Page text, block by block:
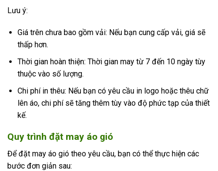
Lưu ý:
Giá trên chưa bao gồm vải: Nếu bạn cung cấp vải, giá sẽ
thấp hơn.
Thời gian hoàn thiện: Thời gian may từ 7 đến 10 ngày tùy
thuộc vào số lượng.
Chi phí in thêu: Nếu bạn có yêu cầu in logo hoặc thêu chữ
lên áo, chi phí sẽ tăng thêm tùy vào độ phức tạp của thiết
kế.
Quy trình đặt may áo gió
Để đặt may áo gió theo yêu cầu, bạn có thể thực hiện các
bước đơn giản sau: